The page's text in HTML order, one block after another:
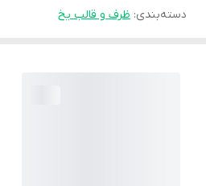
دسته‌بندی: ظرف و قالب یخ